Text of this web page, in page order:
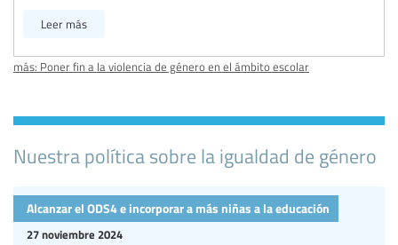
Leer más
más: Poner fin a la violencia de género en el ámbito escolar
Nuestra política sobre la igualdad de género
27 noviembre 2024
Alcanzar el ODS4 e incorporar a más niñas a la educación